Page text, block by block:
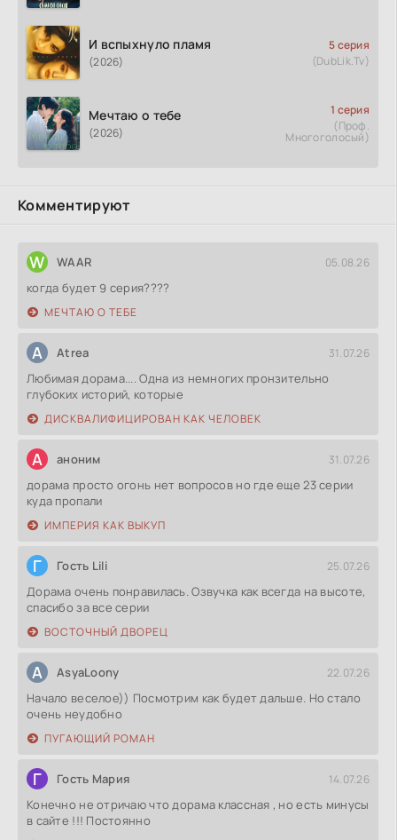
И вспыхнуло пламя
(2026)
5 серия
(DubLik.Tv)
Мечтаю о тебе
(2026)
1 серия
(Проф.
Многоголосый)
Комментируют
W WAAR 05.08.26
когда будет 9 серия????
МЕЧТАЮ О ТЕБЕ
A Atrea 31.07.26
Любимая дорама.... Одна из немногих пронзительно
глубоких историй, которые
ДИСКВАЛИФИЦИРОВАН КАК ЧЕЛОВЕК
А аноним 31.07.26
дорама просто огонь нет вопросов но где еще 23 серии
куда пропали
ИМПЕРИЯ КАК ВЫКУП
Г Гость Lili 25.07.26
Дорама очень понравилась. Озвучка как всегда на высоте,
спасибо за все серии
ВОСТОЧНЫЙ ДВОРЕЦ
A AsyaLoony 22.07.26
Начало веселое)) Посмотрим как будет дальше. Но стало
очень неудобно
ПУГАЮЩИЙ РОМАН
Г Гость Мария 14.07.26
Конечно не отричаю что дорама классная , но есть минусы
в сайте !!! Постоянно